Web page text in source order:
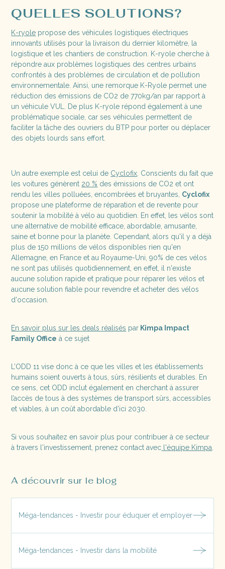
QUELLES SOLUTIONS?
K-ryole propose des véhicules logistiques électriques
innovants utilisés pour la livraison du dernier kilomètre, la
logistique et les chantiers de construction. K-ryole cherche à
répondre aux problèmes logistiques des centres urbains
confrontés à des problèmes de circulation et de pollution
environnementale. Ainsi, une remorque K-Ryole permet une
réduction des émissions de CO2 de 770kg/an par rapport à
un véhicule VUL. De plus K-ryole répond également à une
problématique sociale, car ses véhicules permettent de
faciliter la tâche des ouvriers du BTP pour porter ou déplacer
des objets lourds sans effort.
Un autre exemple est celui de Cyclofix . Conscients du fait que
les voitures génèrent 20 % des émissions de CO2 et ont
rendu les villes polluées, encombrées et bruyantes, Cyclofix
propose une plateforme de réparation et de revente pour
soutenir la mobilité à vélo au quotidien. En effet, les vélos sont
une alternative de mobilité efficace, abordable, amusante,
saine et bonne pour la planète. Cependant, alors qu'il y a déjà
plus de 150 millions de vélos disponibles rien qu'en
Allemagne, en France et au Royaume-Uni, 90% de ces vélos
ne sont pas utilisés quotidiennement, en effet, il n'existe
aucune solution rapide et pratique pour réparer les vélos et
aucune solution fiable pour revendre et acheter des vélos
d'occasion.
En savoir plus sur les deals réalisés par Kimpa Impact
Family Office à ce sujet
L’ODD 11 vise donc à ce que les villes et les établissements
humains soient ouverts à tous, sûrs, résilients et durables. En
ce sens, cet ODD inclut également en cherchant à assurer
l’accès de tous à des systèmes de transport sûrs, accessibles
et viables, à un coût abordable d’ici 2030.
Si vous souhaitez en savoir plus pour contribuer à ce secteur
à travers l'investissement, prenez contact avec l'équipe Kimpa
A découvrir sur le blog
Méga-tendances - Investir pour éduquer et employer
Méga-tendances - Investir dans la mobilité